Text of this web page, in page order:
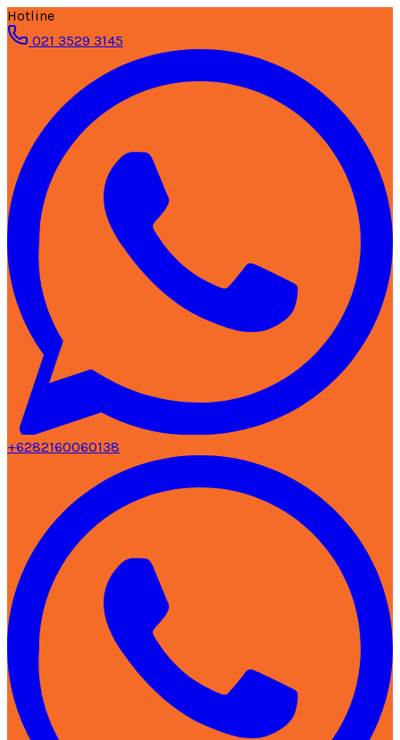
Hotline
021 3529 3145
+6282160060138